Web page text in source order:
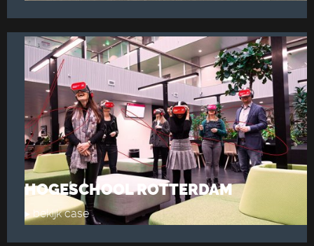
HOGESCHOOL ROTTERDAM
▸ bekijk case